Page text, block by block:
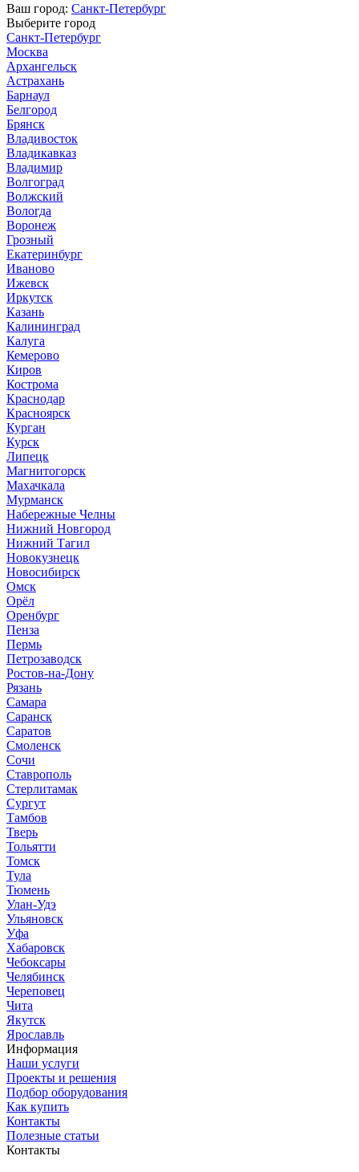
Ваш город: Санкт-Петербург
Выберите город
Санкт-Петербург
Москва
Архангельск
Астрахань
Барнаул
Белгород
Брянск
Владивосток
Владикавказ
Владимир
Волгоград
Волжский
Вологда
Воронеж
Грозный
Екатеринбург
Иваново
Ижевск
Иркутск
Казань
Калининград
Калуга
Кемерово
Киров
Кострома
Краснодар
Красноярск
Курган
Курск
Липецк
Магнитогорск
Махачкала
Мурманск
Набережные Челны
Нижний Новгород
Нижний Тагил
Новокузнецк
Новосибирск
Омск
Орёл
Оренбург
Пенза
Пермь
Петрозаводск
Ростов-на-Дону
Рязань
Самара
Саранск
Саратов
Смоленск
Сочи
Ставрополь
Стерлитамак
Сургут
Тамбов
Тверь
Тольятти
Томск
Тула
Тюмень
Улан-Удэ
Ульяновск
Уфа
Хабаровск
Чебоксары
Челябинск
Череповец
Чита
Якутск
Ярославль
Информация
Наши услуги
Проекты и решения
Подбор оборудования
Как купить
Контакты
Полезные статьи
Контакты